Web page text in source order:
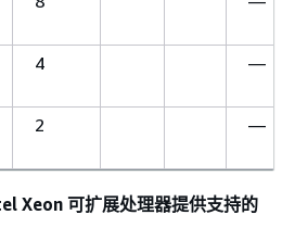
4 —
2 —
Xeon 可扩展处理器提供支持的